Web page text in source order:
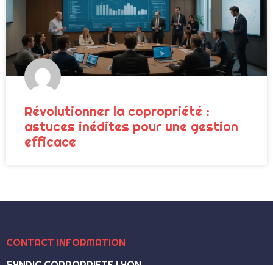
Révolutionner la copropriété :
astuces inédites pour une gestion
efficace
CONTACT INFORMATION